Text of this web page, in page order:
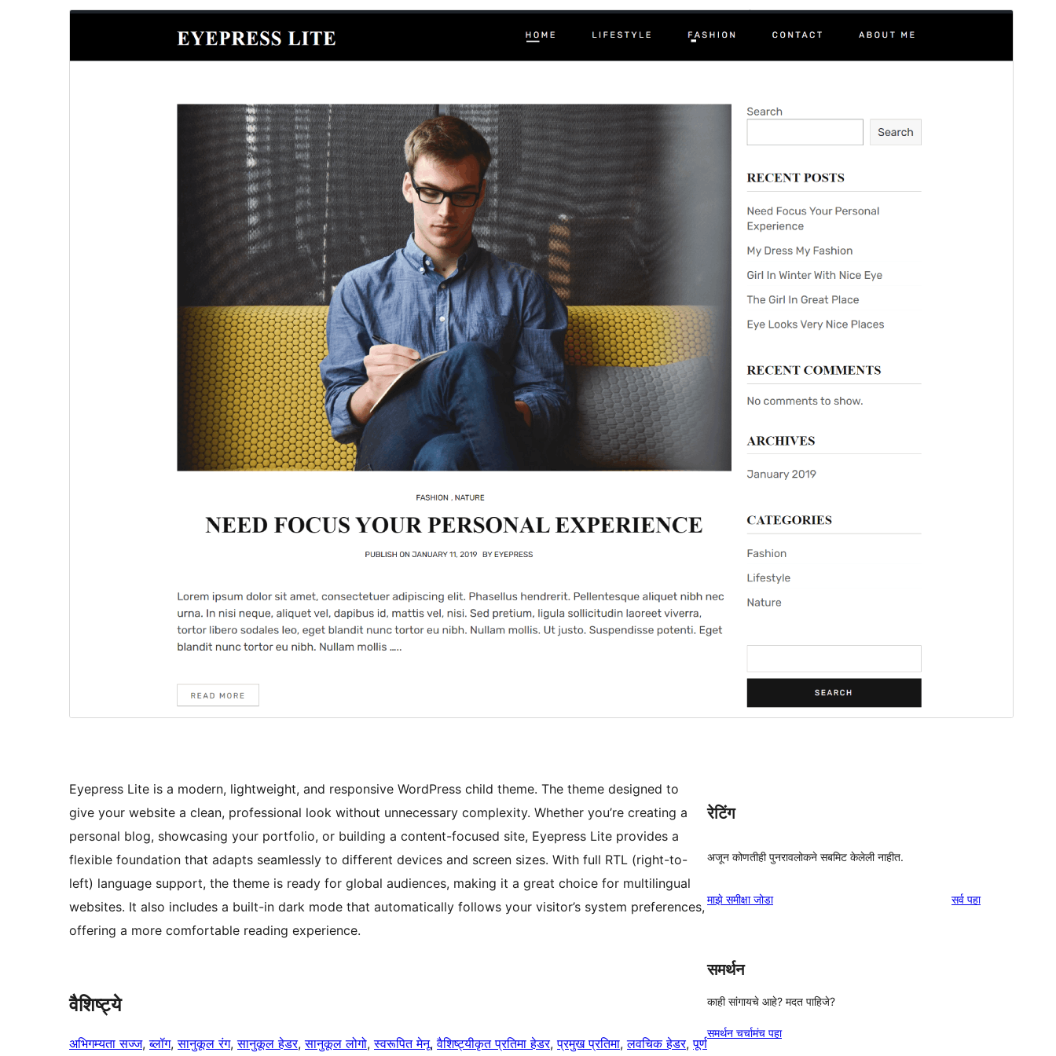
व्यावसायिक थीम
ची बालक थीम आहे.
शेवटचे अद्यतन
सक्रिय स्थापना
PHP आवृत्ती
Eyepress Lite is a modern, lightweight, and responsive WordPress child theme. The theme designed to
give your website a clean, professional look without unnecessary complexity. Whether you’re creating a
personal blog, showcasing your portfolio, or building a content-focused site, Eyepress Lite provides a
flexible foundation that adapts seamlessly to different devices and screen sizes. With full RTL (right-to-
left) language support, the theme is ready for global audiences, making it a great choice for multilingual
websites. It also includes a built-in dark mode that automatically follows your visitor’s system preferences,
offering a more comfortable reading experience.
वैशिष्ट्ये
अभिगम्यता सज्ज, ब्लॉग, सानुकूल रंग, सानुकूल हेडर, सानुकूल लोगो, स्वरूपित मेनू, वैशिष्ट्यीकृत प्रतिमा हेडर, प्रमुख प्रतिमा, लवचिक हेडर, पूर्ण
रेटिंग
अजून कोणतीही पुनरावलोकने सबमिट केलेली नाहीत.
माझे समीक्षा जोडा सर्वपुनरावलोकने
पहा
समर्थन
काही सांगायचे आहे? मदत पाहिजे?
समर्थन चर्चामंच पहा